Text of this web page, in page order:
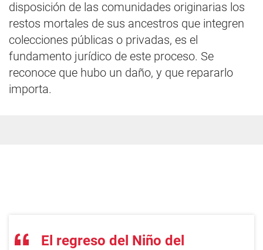
disposición de las comunidades originarias los
restos mortales de sus ancestros que integren
colecciones públicas o privadas, es el
fundamento jurídico de este proceso. Se
reconoce que hubo un daño, y que repararlo
importa.
El regreso del Niño del